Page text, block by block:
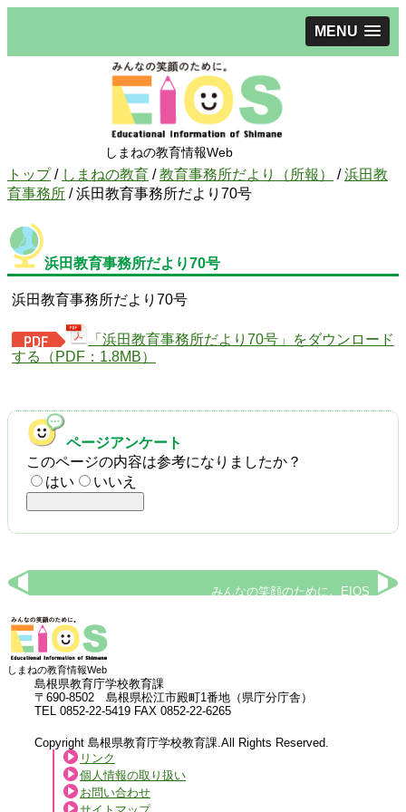
MENU
しまねの教育情報Web
現
在
位
置：
トップ/ しまねの教育 /教育事務所だより（所報） /浜田教
育事務所 /浜田教育事務所だより70号
浜田教育事務所だより70号
浜田教育事務所だより70号
「浜田教育事務所だより70号」をダウンロード
する（PDF：1.8MB）
ページアンケート
このページの内容は参考になりましたか？
はい
いいえ
みんなの笑顔のために。EIOS
しまねの教育情報Web
島根県教育庁学校教育課
〒690-8502 島根県松江市殿町1番地（県庁分庁舎）
TEL 0852-22-5419 FAX 0852-22-6265
Copyright 島根県教育庁学校教育課.All Rights Reserved.
リンク
個人情報の取り扱い
お問い合わせ